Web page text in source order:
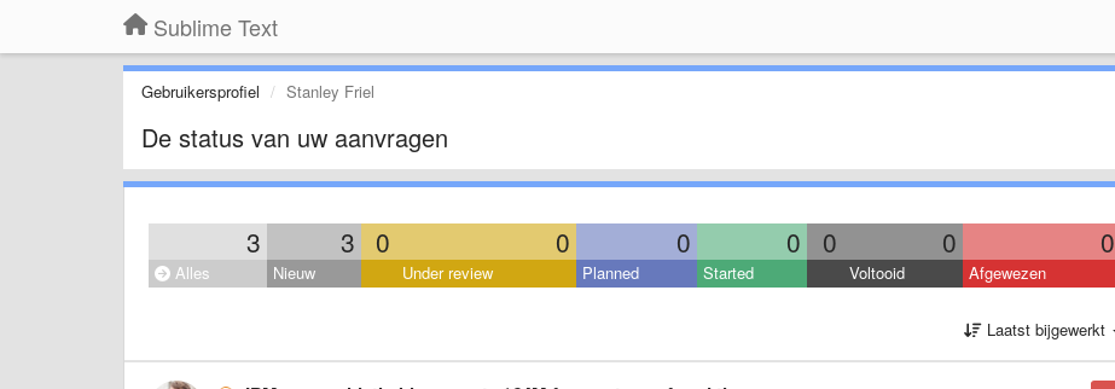
Sublime Text
Gebruikersprofiel Stanley Friel
De status van uw aanvragen
3 3 0 0 0 0 0 0 0
Alles Nieuw Under review Planned Started Voltooid Afgewezen
Laatst bijgewerkt